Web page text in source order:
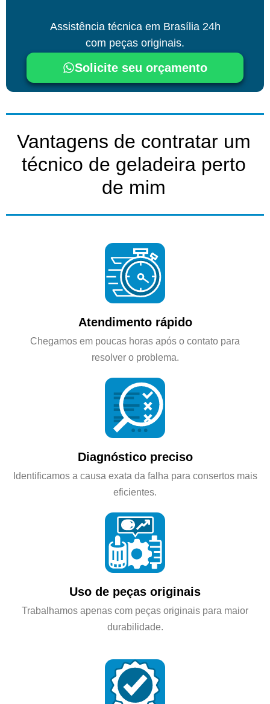
Assistência técnica em Brasília24h
com peças originais.
Solicite seu orçamento
Vantagens de contratar um
técnico de geladeira perto
de mim
Atendimento rápido
Chegamos em poucas horas após o contato para
resolver o problema.
Diagnóstico preciso
Identificamos a causa exata da falha para consertos mais
eficientes.
Uso de peças originais
Trabalhamos apenas com peças originais para maior
durabilidade.